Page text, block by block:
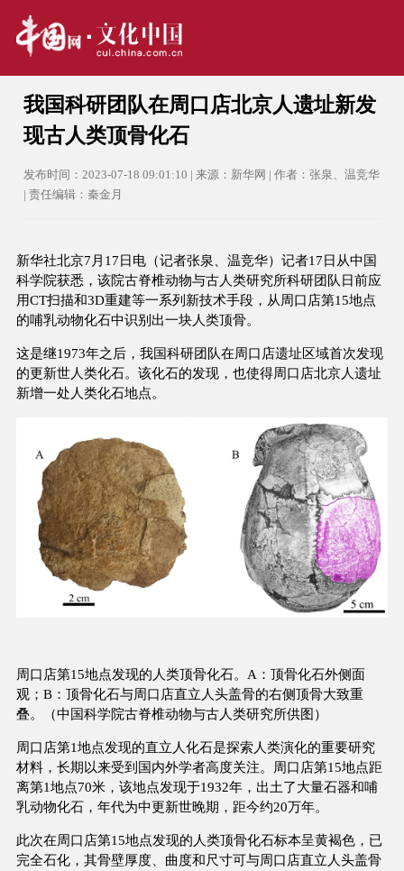
我国科研团队在周口店北京人遗址新发
现古人类顶骨化石
发布时间：2023-07-18 09:01:10 | 来源：新华网 | 作者：张泉、温竞华
| 责任编辑：秦金月
新华社北京7月17日电（记者张泉、温竞华）记者17日从中国
科学院获悉，该院古脊椎动物与古人类研究所科研团队日前应
用CT扫描和3D重建等一系列新技术手段，从周口店第15地点
的哺乳动物化石中识别出一块人类顶骨。
这是继1973年之后，我国科研团队在周口店遗址区域首次发现
的更新世人类化石。该化石的发现，也使得周口店北京人遗址
新增一处人类化石地点。
周口店第15地点发现的人类顶骨化石。A：顶骨化石外侧面
观；B：顶骨化石与周口店直立人头盖骨的右侧顶骨大致重
叠。（中国科学院古脊椎动物与古人类研究所供图）
周口店第1地点发现的直立人化石是探索人类演化的重要研究
材料，长期以来受到国内外学者高度关注。周口店第15地点距
离第1地点70米，该地点发现于1932年，出土了大量石器和哺
乳动物化石，年代为中更新世晚期，距今约20万年。
此次在周口店第15地点发现的人类顶骨化石标本呈黄褐色，已
完全石化，其骨壁厚度、曲度和尺寸可与周口店直立人头盖骨